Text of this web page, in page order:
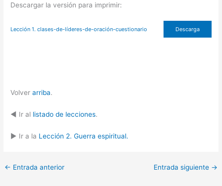
Descargar la versión para imprimir:
Lección 1. clases-de-líderes-de-oración-cuestionario Descarga
Volverarriba.
◄ Ir al listado de lecciones.
► Ir a la Lección 2. Guerra espiritual.
← Entrada anterior Entrada siguiente →